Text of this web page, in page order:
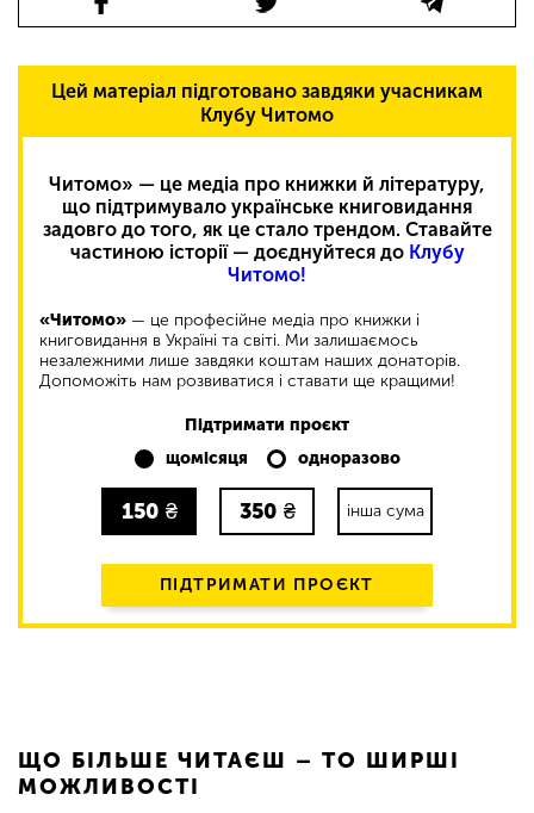
Цей матеріал підготовано завдяки учасникам
Клубу Читомо
Читомо» — це медіа про книжки й літературу,
що підтримувало українське книговидання
задовго до того, як це стало трендом. Ставайте
частиною історії — доєднуйтеся до Клубу
Читомо!
«Читомо» — це професійне медіа про книжки і
книговидання в Україні та світі. Ми залишаємось
незалежними лише завдяки коштам наших донаторів.
Допоможіть нам розвиватися і ставати ще кращими!
Підтримати проєкт
щомісяця
одноразово
150 ₴ 350 ₴ інша сума
ПІДТРИМАТИ ПРОЄКТ
ЩО БІЛЬШЕ ЧИТАЄШ – ТО ШИРШІ
МОЖЛИВОСТІ